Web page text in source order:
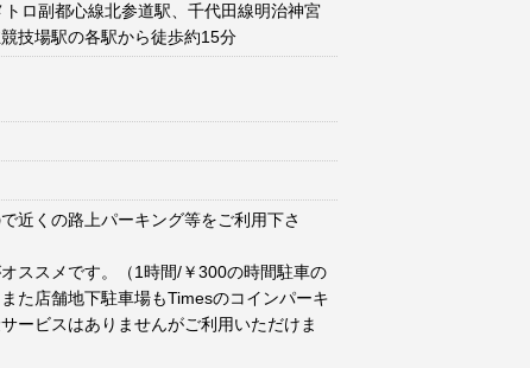
ロ副都心線北参道駅、千代田線明治神宮
技場駅の各駅から徒歩約15分
近くの路上パーキング等をご利用下さ
ススメです。（1時間/￥300の時間駐車の
た店舗地下駐車場もTimesのコインパーキ
ービスはありませんがご利用いただけま